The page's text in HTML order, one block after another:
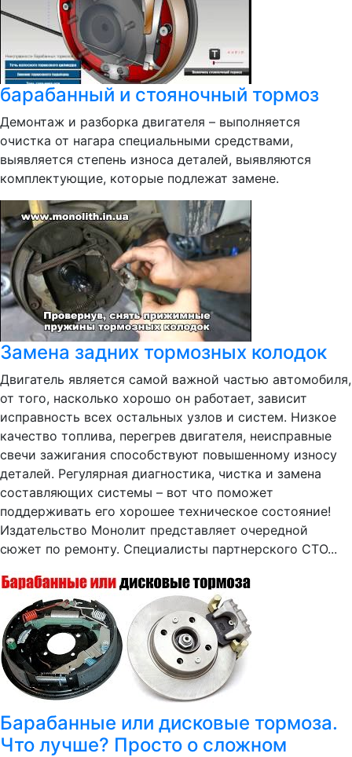
барабанный и стояночный тормоз
Демонтаж и разборка двигателя – выполняется
очистка от нагара специальными средствами,
выявляется степень износа деталей, выявляются
комплектующие, которые подлежат замене.
Замена задних тормозных колодок
Двигатель является самой важной частью автомобиля,
от того, насколько хорошо он работает, зависит
исправность всех остальных узлов и систем. Низкое
качество топлива, перегрев двигателя, неисправные
свечи зажигания способствуют повышенному износу
деталей. Регулярная диагностика, чистка и замена
составляющих системы – вот что поможет
поддерживать его хорошее техническое состояние!
Издательство Монолит представляет очередной
сюжет по ремонту. Специалисты партнерского СТО...
Барабанные или дисковые тормоза.
Что лучше? Просто о сложном